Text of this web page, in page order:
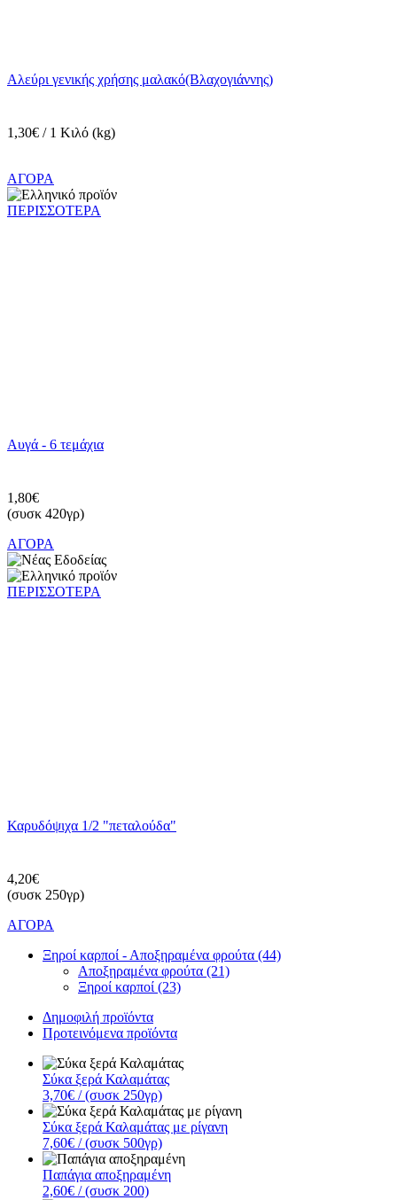
Αλεύρι γενικής χρήσης μαλακό(Βλαχογιάννης)
1,30€ / 1 Κιλό (kg)
ΑΓΟΡΑ
ΠΕΡΙΣΣΟΤΕΡΑ
Αυγά - 6 τεμάχια
1,80€
(συσκ 420γρ)
ΑΓΟΡΑ
ΠΕΡΙΣΣΟΤΕΡΑ
Καρυδόψιχα 1/2 "πεταλούδα"
4,20€
(συσκ 250γρ)
ΑΓΟΡΑ
Ξηροί καρποί - Αποξηραμένα φρούτα (44)
Αποξηραμένα φρούτα (21)
Ξηροί καρποί (23)
Δημοφιλή προϊόντα
Προτεινόμενα προϊόντα
Σύκα ξερά Καλαμάτας
3,70€ / (συσκ 250γρ)
Σύκα ξερά Καλαμάτας με ρίγανη
7,60€ / (συσκ 500γρ)
Παπάγια αποξηραμένη
2,60€ / (συσκ 200)